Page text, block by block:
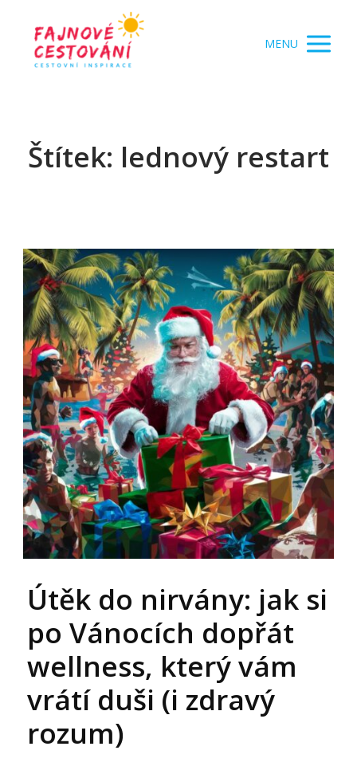
MENU
Štítek: lednový restart
Útěk do nirvány: jak si
po Vánocích dopřát
wellness, který vám
vrátí duši (i zdravý
rozum)